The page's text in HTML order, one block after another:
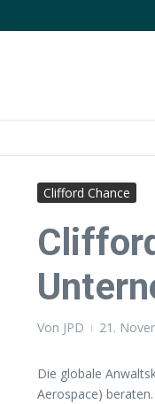
Clifford Chance
Von JPD 21.
Die globale
Aerospace) beraten.